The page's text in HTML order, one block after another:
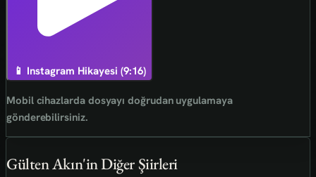
📱 Instagram Hikayesi (9:16)
Mobil cihazlarda dosyayı doğrudan uygulamaya
gönderebilirsiniz.
Gülten Akın'in Diğer Şiirleri